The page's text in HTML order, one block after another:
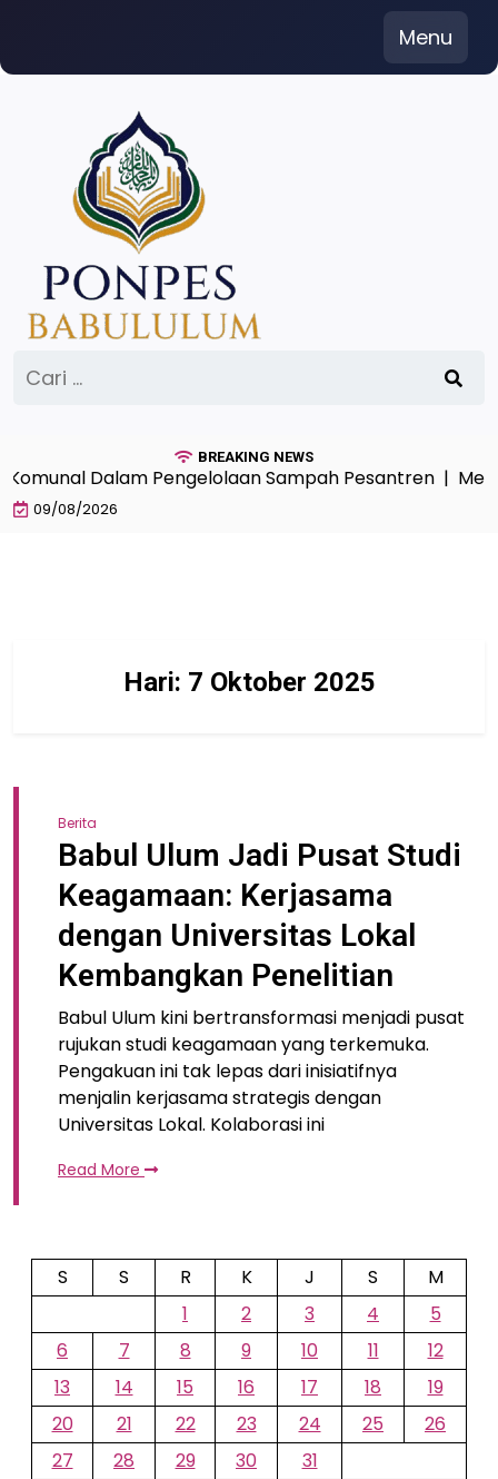
content
Menu
untuk:
BREAKING NEWS
Dalam Pengelolaan Sampah Pesantren |Menimba
09/08/2026
Hari: 7 Oktober 2025
Berita
Babul Ulum Jadi Pusat Studi
Keagamaan: Kerjasama
dengan Universitas Lokal
Kembangkan Penelitian
Babul Ulum kini bertransformasi menjadi pusat
rujukan studi keagamaan yang terkemuka.
Pengakuan ini tak lepas dari inisiatifnya
menjalin kerjasama strategis dengan
Universitas Lokal. Kolaborasi ini
Read More
S S R K J S
M
1
2 3 4
5
6
7 8 9 10 11
12
13
14 15 16 17 18
19
20
21 22 23 24 25
26
27
28 29 30 31